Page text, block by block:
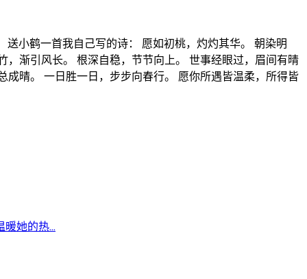
小鹤一首我自己写的诗： 愿如初桃，灼灼其华。 朝染明
渐引风长。 根深自稳，节节向上。 世事经眼过，眉间有晴
晴。 一日胜一日，步步向春行。 愿你所遇皆温柔，所得皆
她的热...